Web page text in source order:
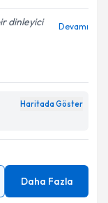
dinleyici
Devamı
Haritada Göster
Daha Fazla